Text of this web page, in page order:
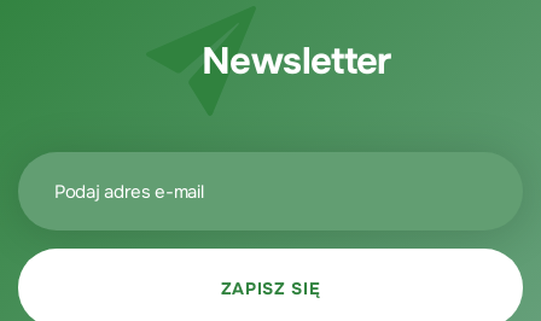
Newsletter